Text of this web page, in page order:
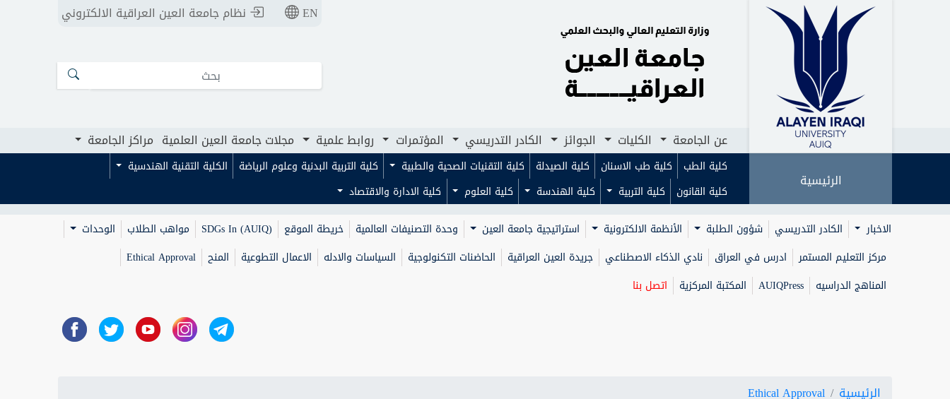
الرئيسية الكليات الجوائز الكادر التدريسي مجلات جامعة العين العلمية مراكز الجامعة
EN نظام جامعة العين العراقية الالكتروني
عن الجامعة الكليات الجوائز الكادر التدريسي المؤتمرات روابط علمية مجلات جامعة العين العلمية مراكز الجامعة
الرئيسية
كلية الطب كلية طب الاسنان كلية الصيدلة كلية التقنيات الصحية والطبية كلية التربية البدنية وعلوم الرياضة
الكلية التقنية الهندسية
كلية القانون
كلية التربية كلية الهندسة كلية العلوم
كلية الادارة والاقتصاد
الاخبار
الكادر التدريسي شؤون الطلبة الأنظمة الالكترونية استراتيجية جامعة العين وحدة التصنيفات العالمية خريطة الموقع SDGs In (AUIQ) مواهب الطلاب
الوحدات
مركز التعليم المستمر
ادرس في العراق نادي الذكاء الاصطناعي جريدة العين العراقية الحاضنات التكنولوجية السياسات والادله الاعمال التطوعية المنح
Ethical Approval
المناهج الدراسيه
AUIQPress المكتبة المركزية اتصل بنا
الرئيسية Ethical Approval